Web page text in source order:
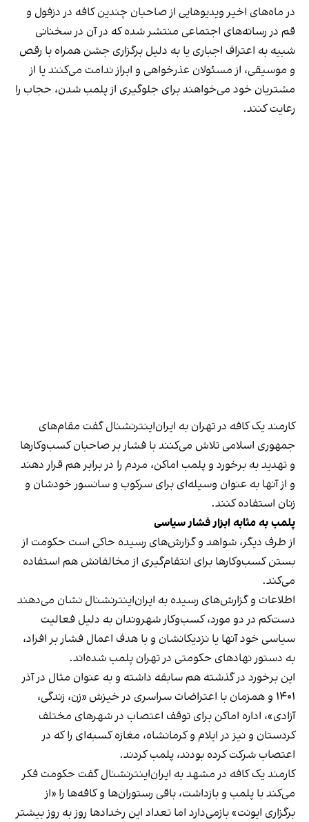
در ماه‌های اخیر ویدیوهایی از صاحبان چندین کافه در دزفول و
قم در رسانه‌های اجتماعی منتشر شده که در آن در سخنانی
شبیه به اعتراف اجباری یا به دلیل برگزاری جشن همراه با رقص
و موسیقی، از مسئولان عذرخواهی و ابراز ندامت می‌کنند یا از
مشتریان خود می‌خواهند برای جلوگیری از پلمب شدن، حجاب را
رعایت کنند.
کارمند یک کافه در تهران به ایران‌اینترنشنال گفت مقام‌های
جمهوری اسلامی تلاش می‌کنند با فشار بر صاحبان کسب‌وکارها
و تهدید به برخورد و پلمب اماکن، مردم را در برابر هم قرار دهند
و از آنها به عنوان وسیله‌ای برای سرکوب و سانسور خودشان و
زنان استفاده کنند.
پلمب به مثابه ابزار فشار سیاسی
از طرف دیگر، شواهد و گزارش‌های رسیده حاکی است حکومت از
بستن کسب‌وکارها برای انتقام‌گیری از مخالفانش هم استفاده
می‌کند.
اطلاعات و گزارش‌های رسیده به ایران‌اینترنشنال نشان می‌دهند
دست‌کم در دو مورد، کسب‌وکار شهروندان به دلیل فعالیت
سیاسی خود آنها یا نزدیکانشان و با هدف اعمال فشار بر افراد،
به دستور نهادهای حکومتی در تهران پلمب شده‌اند.
این برخورد در گذشته هم سابقه داشته و به عنوان مثال در آذر
۱۴۰۱ و همزمان با اعتراضات سراسری در خیزش «زن، زندگی،
آزادی»، اداره اماکن برای توقف اعتصاب در شهرهای مختلف
کردستان و نیز در ایلام و کرمانشاه، مغازه کسبه‌ای را که در
اعتصاب شرکت کرده بودند، پلمب کردند.
کارمند یک کافه در مشهد به ایران‌اینترنشنال گفت حکومت فکر
می‌کند با پلمب و بازداشت، باقی رستوران‌ها و کافه‌ها را «از
برگزاری ایونت» بازمی‌دارد اما تعداد این رخدادها روز به روز بیشتر